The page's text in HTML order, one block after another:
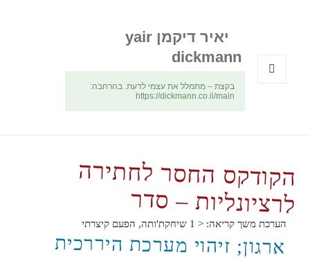
יאיר דיקמן yair
dickmann
בקצת – מתמלל את עצמי לדעת. בהרחבה:
https://dickmann.co.il/main
הקודקס החסר לחתירה
לרציונליות – סדר
הערכת משך קריאה: < 1 שיחקת'ותה, הפעם קיצרתי
ארגון; זיהוי מערכת היררכית